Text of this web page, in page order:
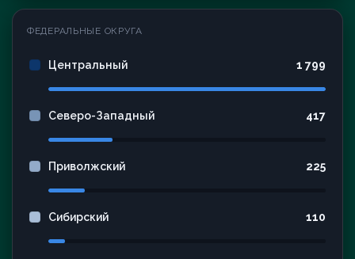
ФЕДЕРАЛЬНЫЕ ОКРУГА
Центральный 1 799
Северо-Западный 417
Приволжский 225
Сибирский 110